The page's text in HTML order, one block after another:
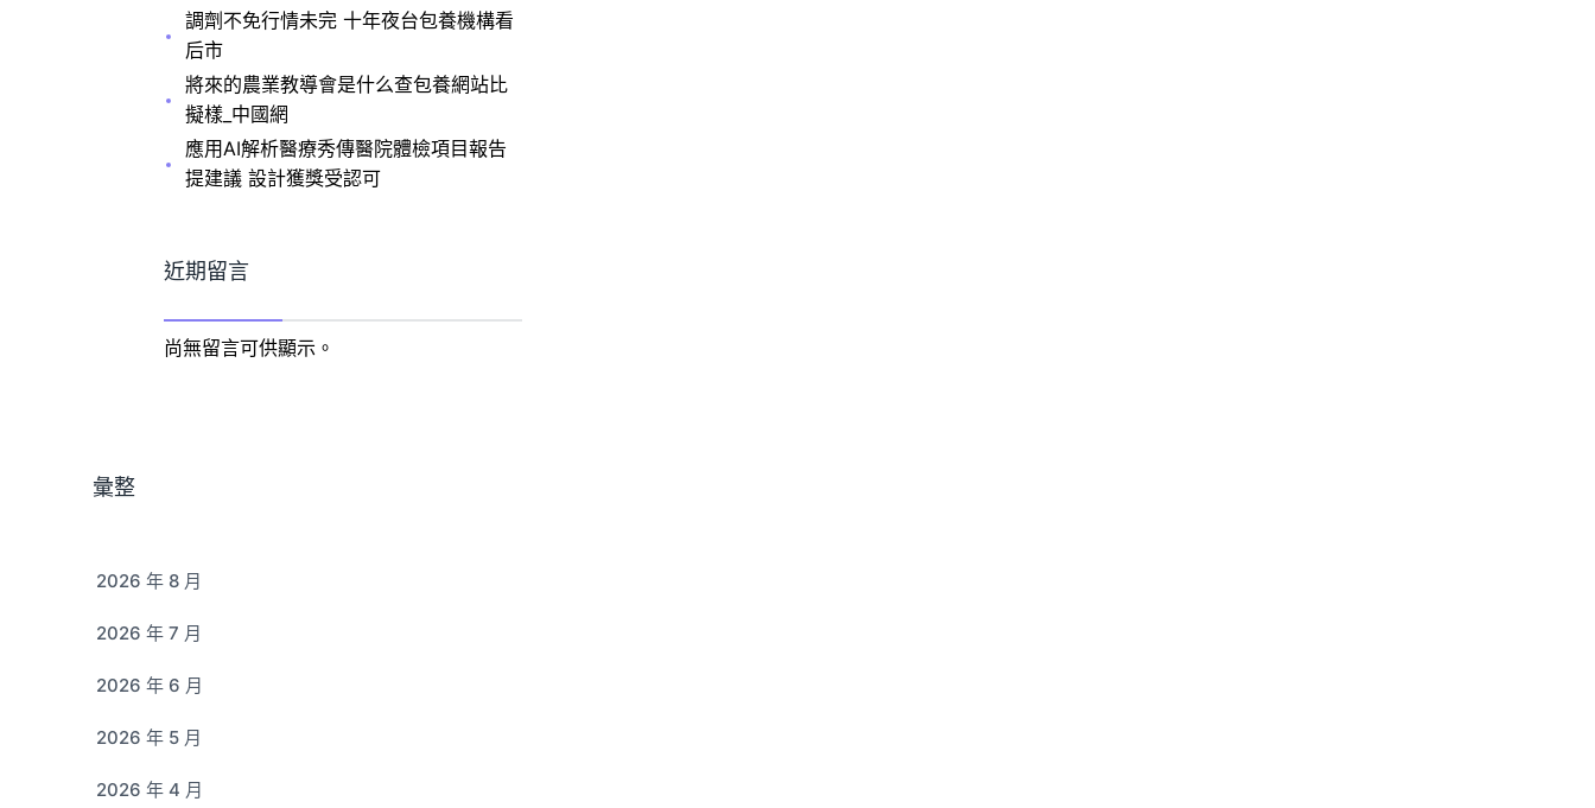
調劑不免行情未完 十年夜台包養機構看
后市
將來的農業教導會是什么查包養網站比
擬樣_中國網
應用AI解析醫療秀傳醫院體檢項目報告
提建議 設計獲獎受認可
近期留言
尚無留言可供顯示。
彙整
2026 年 8 月
2026 年 7 月
2026 年 6 月
2026 年 5 月
2026 年 4 月